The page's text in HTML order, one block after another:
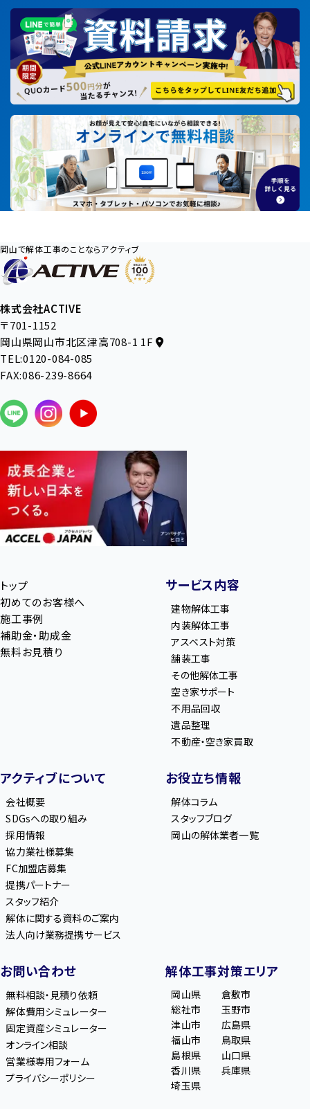
岡山で解体工事のことならアクティブ
株式会社ACTIVE
〒701-1152
岡山県岡山市北区津高708-1 1F
TEL:0120-084-085
FAX:086-239-8664
トップ
初めてのお客様へ
施工事例
補助金・助成金
無料お見積り
サービス内容
建物解体工事
内装解体工事
アスベスト対策
舗装工事
その他解体工事
空き家サポート
不用品回収
遺品整理
不動産・空き家買取
アクティブについて
会社概要
SDGsへの取り組み
採用情報
協力業社様募集
FC加盟店募集
提携パートナー
スタッフ紹介
解体に関する資料のご案内
法人向け業務提携サービス
お役立ち情報
解体コラム
スタッフブログ
岡山の解体業者一覧
お問い合わせ
無料相談・見積り依頼
解体費用シミュレーター
固定資産シミュレーター
オンライン相談
営業様専用フォーム
プライバシーポリシー
解体工事対策エリア
岡山県
倉敷市
総社市
玉野市
津山市
広島県
福山市
鳥取県
島根県
山口県
香川県
兵庫県
埼玉県